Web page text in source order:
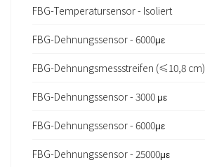
FBG-Temperatursensor - Isoliert
FBG-Dehnungssensor - 6000με
FBG-Dehnungsmessstreifen (≤10,8 cm)
FBG-Dehnungssensor - 3000 με
FBG-Dehnungssensor - 6000με
FBG-Dehnungssensor - 25000με